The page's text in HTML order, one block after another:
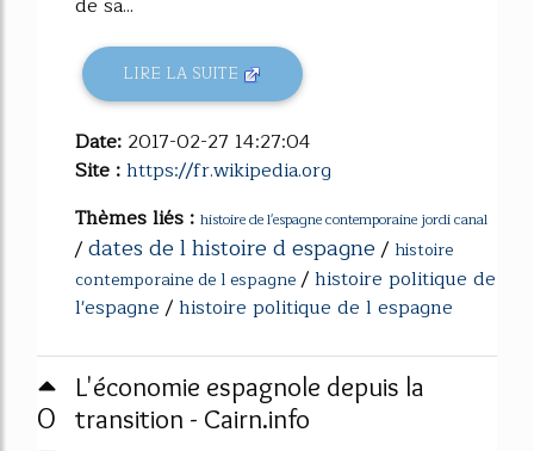
LIRE LA SUITE
Date: 2017-02-27 14:27:04
Site :https://fr.wikipedia.org
Thèmes liés : histoire de l'espagne contemporaine jordi canal
/dates de l histoire d espagne/ histoire
contemporaine de l espagne/histoire politique de
l'espagne/histoire politique de l espagne
0
L'économie espagnole depuis la
transition - Cairn.info